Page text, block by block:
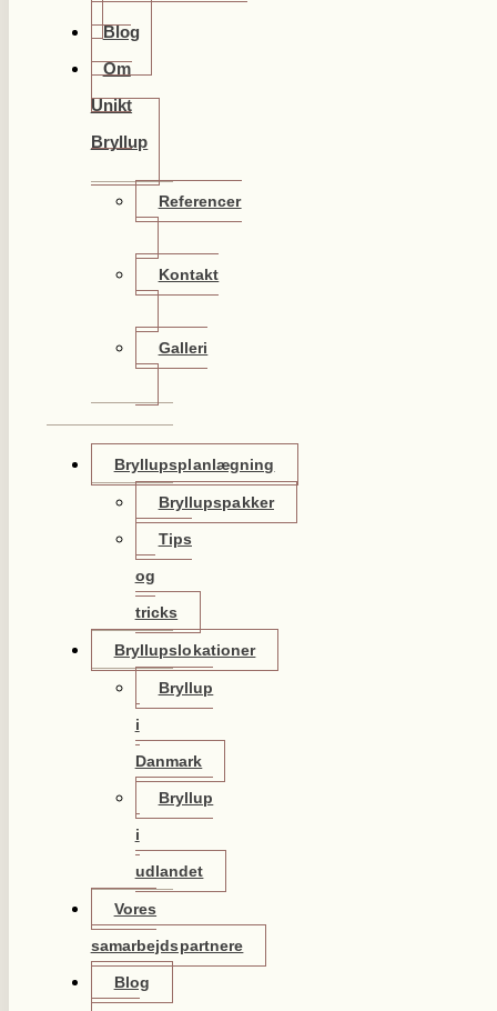
Blog
Om
Unikt
Bryllup
Referencer
Kontakt
Galleri
Bryllupsplanlægning
Bryllupspakker
Tips
og
tricks
Bryllupslokationer
Bryllup
i
Danmark
Bryllup
i
udlandet
Vores
samarbejdspartnere
Blog